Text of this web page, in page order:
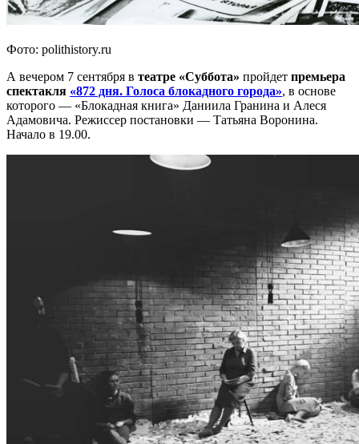
Фото: polithistory.ru
А вечером 7 сентября в театре «Суббота» пройдет премьера
спектакля «872 дня. Голоса блокадного города», в основе
которого — «Блокадная книга» Даниила Гранина и Алеся
Адамовича. Режиссер постановки — Татьяна Воронина.
Начало в 19.00.